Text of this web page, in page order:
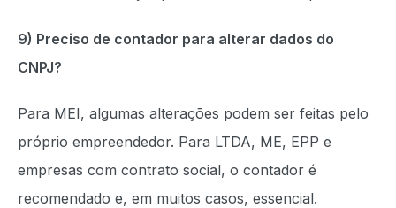
9) Preciso de contador para alterar dados do
CNPJ?
Para MEI, algumas alterações podem ser feitas pelo
próprio empreendedor. Para LTDA, ME, EPP e
empresas com contrato social, o contador é
recomendado e, em muitos casos, essencial.